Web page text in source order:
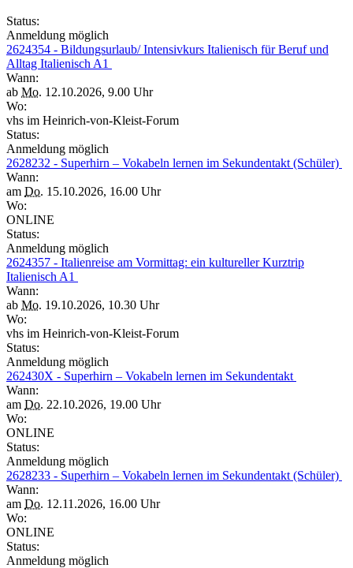
Status:
Anmeldung möglich
2624354 - Bildungsurlaub/ Intensivkurs Italienisch für Beruf und
Alltag Italienisch A1
Wann:
ab Mo. 12.10.2026, 9.00 Uhr
Wo:
vhs im Heinrich-von-Kleist-Forum
Status:
Anmeldung möglich
2628232 - Superhirn – Vokabeln lernen im Sekundentakt (Schüler)
Wann:
am Do. 15.10.2026, 16.00 Uhr
Wo:
ONLINE
Status:
Anmeldung möglich
2624357 - Italienreise am Vormittag: ein kultureller Kurztrip
Italienisch A1
Wann:
ab Mo. 19.10.2026, 10.30 Uhr
Wo:
vhs im Heinrich-von-Kleist-Forum
Status:
Anmeldung möglich
262430X - Superhirn – Vokabeln lernen im Sekundentakt
Wann:
am Do. 22.10.2026, 19.00 Uhr
Wo:
ONLINE
Status:
Anmeldung möglich
2628233 - Superhirn – Vokabeln lernen im Sekundentakt (Schüler)
Wann:
am Do. 12.11.2026, 16.00 Uhr
Wo:
ONLINE
Status:
Anmeldung möglich